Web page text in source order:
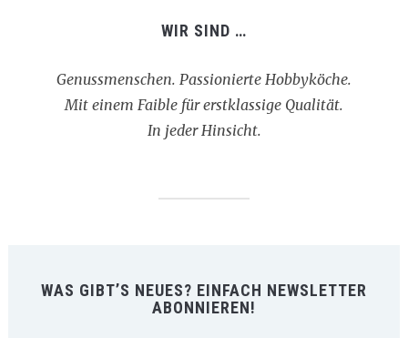
WIR SIND …
Genussmenschen. Passionierte Hobbyköche.
Mit einem Faible für erstklassige Qualität.
In jeder Hinsicht.
WAS GIBT’S NEUES? EINFACH NEWSLETTER
ABONNIEREN!